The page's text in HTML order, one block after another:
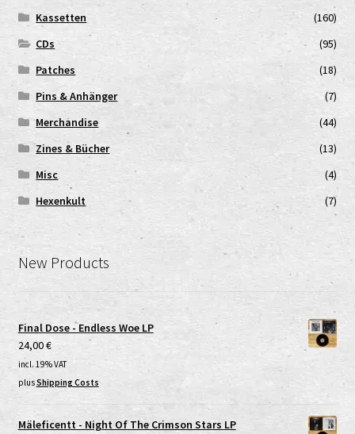
Kassetten
(160)
CDs
(95)
Patches
(18)
Pins & Anhänger
(7)
Merchandise
(44)
Zines & Bücher
(13)
Misc
(4)
Hexenkult
(7)
New Products
Final Dose - Endless Woe LP
24,00€
incl. 19% VAT
plusShipping Costs
Mäleficentt - Night Of The Crimson Stars LP